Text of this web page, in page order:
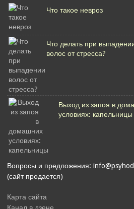
Что такое невроз
Что делать при
волос от стресса?
Выход из запоя в
условиях: капельницы
Вопросы и предложения:
(сайт продается)
Карта сайта